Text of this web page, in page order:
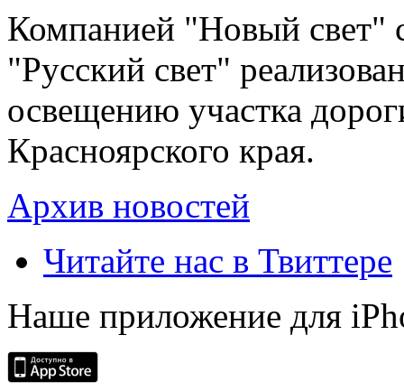
Компанией "Новый свет"
"Русский свет"
освещению участка
Красноярского края.
Архив новостей
Читайте нас в Твиттере
Наше приложение для